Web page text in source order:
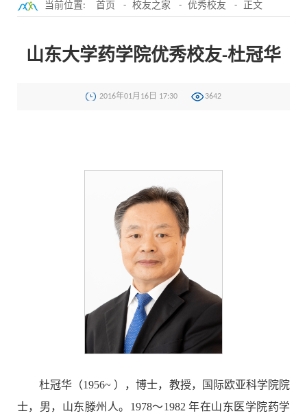
当前位置: 首页 - 校友之家 - 优秀校友 - 正文
山东大学药学院优秀校友-杜冠华
2016年01月16日 17:30 3642
杜冠华（1956~ ），博士，教授，国际欧亚科学院院
士，男，山东滕州人。1978～1982 年在山东医学院药学